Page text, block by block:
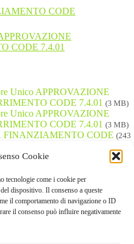
Cookie
tecnologie come i cookie per
dispositivo. Il consenso a queste
il comportamento di navigazione o ID
il consenso può influire negativamente
CODE
CODE 7.4.01
Unico APPROVAZIONE
CODE 7.4.01 (3 MB)
Unico APPROVAZIONE
CODE 7.4.01 (3 MB)
FINANZIAMENTO CODE (243
FINANZIAMENTO CODE (243
CODE
FINANZIAMENTO CODE